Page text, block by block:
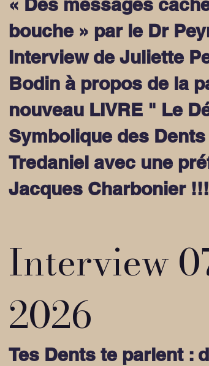
bouche » par le Dr
Interview de Juliette
Bodin à propos de la
nouveau LIVRE " Le
Symbolique des
Tredaniel avec une
Jacques Charbonier
Interview
2026
Tes Dents te parlent :